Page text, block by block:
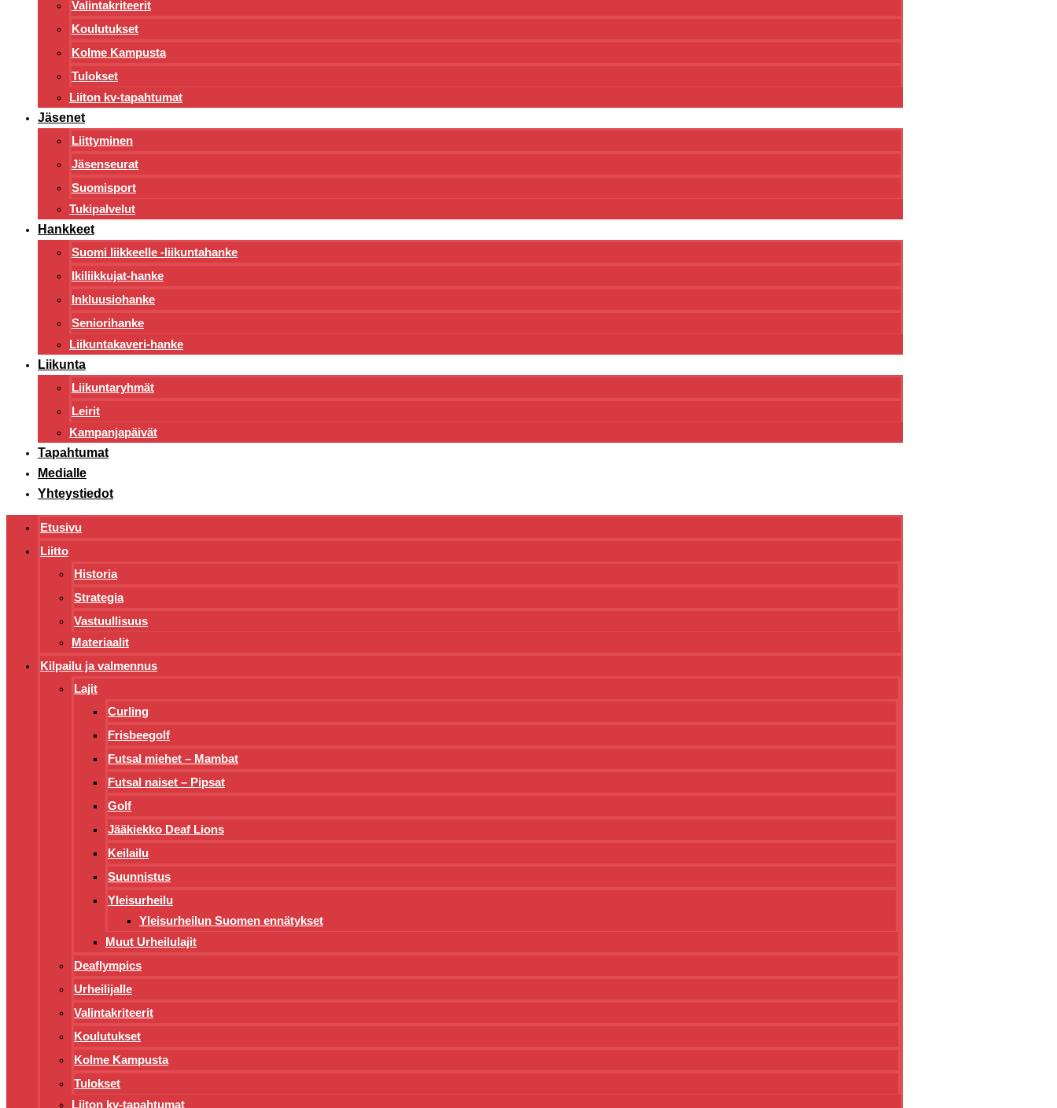
Valintakriteerit
Koulutukset
Kolme Kampusta
Tulokset
Liiton kv-tapahtumat
Jäsenet
Liittyminen
Jäsenseurat
Suomisport
Tukipalvelut
Hankkeet
Suomi liikkeelle -liikuntahanke
Ikiliikkujat-hanke
Inkluusiohanke
Seniorihanke
Liikuntakaveri-hanke
Liikunta
Liikuntaryhmät
Leirit
Kampanjapäivät
Tapahtumat
Medialle
Yhteystiedot
Etusivu
Liitto
Historia
Strategia
Vastuullisuus
Materiaalit
Kilpailu ja valmennus
Lajit
Curling
Frisbeegolf
Futsal miehet – Mambat
Futsal naiset – Pipsat
Golf
Jääkiekko Deaf Lions
Keilailu
Suunnistus
Yleisurheilu
Yleisurheilun Suomen ennätykset
Muut Urheilulajit
Deaflympics
Urheilijalle
Valintakriteerit
Koulutukset
Kolme Kampusta
Tulokset
Liiton kv-tapahtumat